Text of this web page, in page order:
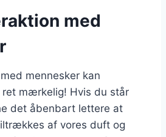
med
mennesker kan
mærkelig! Hvis du står
det åbenbart lettere at
af vores duft og